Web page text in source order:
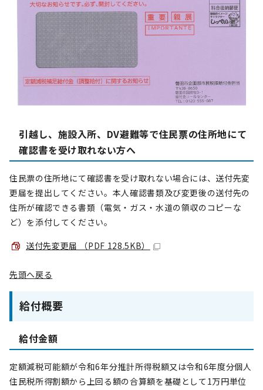
引越し、施設入所、DV避難等で住民票の住所地にて
確認書を受け取れない方へ
住民票の住所地にて確認書を受け取れない場合には、送付先変
更届を提出してください。本人確認書類及び変更後の送付先の
住所が確認できる書類（電気・ガス・水道の領収のコピーな
ど）を添付してください。
送付先変更届 （PDF 128.5KB）
先頭へ戻る
給付概要
給付金額
定額減税可能額が令和6年分推計所得税額又は令和6年度分個人
住民税所得割額から上回る額の合算額を基礎として1万円単位